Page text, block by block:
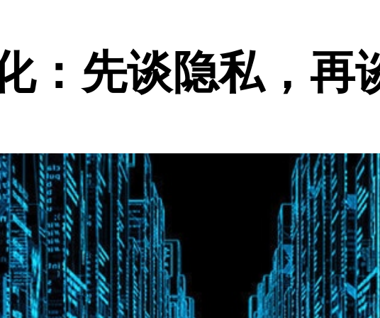
：先谈隐私，再